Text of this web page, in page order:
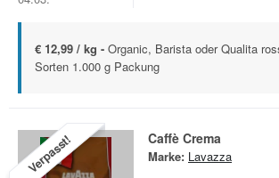
€ 12,99 / kg - Organic, Barista oder Qualita
Sorten 1.000 g Packung
Verpasst! Caffè Crema
Marke: Lavazza